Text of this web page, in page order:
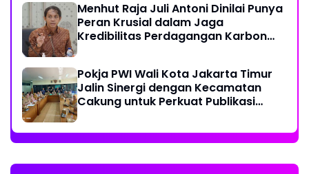
Menhut Raja Juli Antoni Dinilai Punya
Peran Krusial dalam Jaga
Kredibilitas Perdagangan Karbon
Pokja PWI Wali Kota Jakarta Timur
Jalin Sinergi dengan Kecamatan
Cakung untuk Perkuat Publikasi